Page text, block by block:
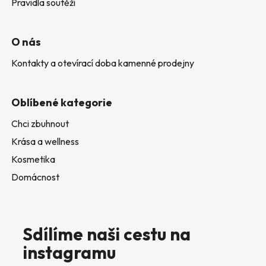
Pravidla soutěží
O nás
Kontakty a otevírací doba kamenné prodejny
Oblíbené kategorie
Chci zbuhnout
Krása a wellness
Kosmetika
Domácnost
Sdílíme naši cestu na
instagramu